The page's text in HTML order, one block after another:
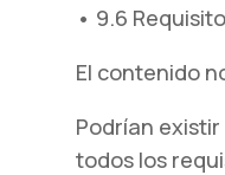
• 9.6
El contenido
Podrían
todos los